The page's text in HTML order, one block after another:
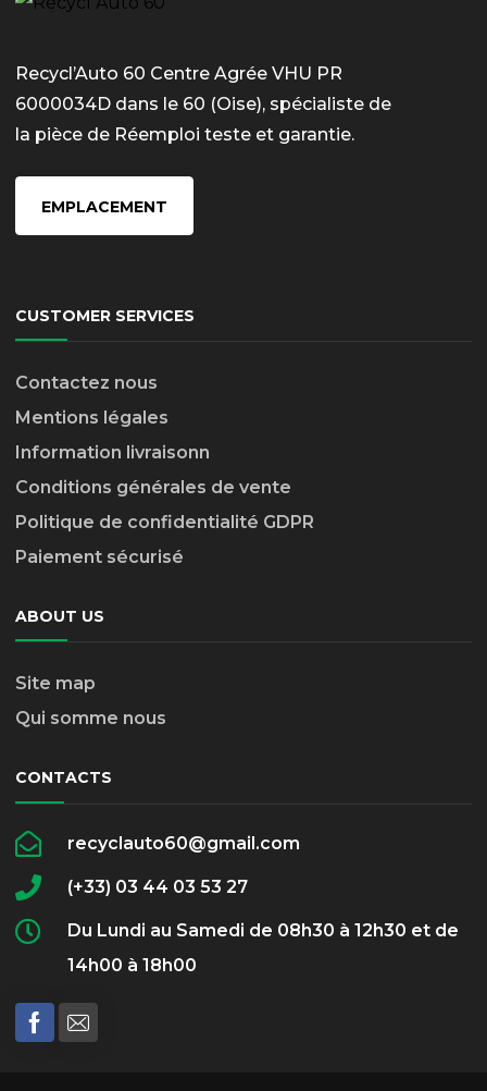
Recycl’Auto 60 Centre Agrée VHU PR
6000034D dans le 60 (Oise), spécialiste de
la pièce de Réemploi teste et garantie.
EMPLACEMENT
CUSTOMER SERVICES
Contactez nous
Mentions légales
Information livraisonn
Conditions générales de vente
Politique de confidentialité GDPR
Paiement sécurisé
ABOUT US
Site map
Qui somme nous
CONTACTS
recyclauto60@gmail.com
(+33) 03 44 03 53 27
Du Lundi au Samedi de 08h30 à 12h30 et de
14h00 à 18h00